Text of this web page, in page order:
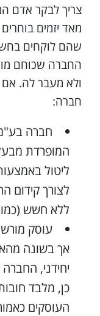
צריך לבקר אדם
מאד יזמים
שהם לוקחים
החברה שכוחם
ולא מעבר לה.
חברה:
חברה
המופרדת
ליטול
לצורך קידום
ללא חשש
עוסק
אך בשונה
יחידני,
כן, מלבד
העוסקים